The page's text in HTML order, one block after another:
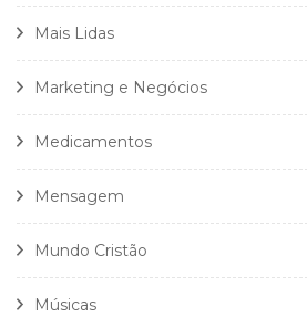
Mais Lidas
Marketing e Negócios
Medicamentos
Mensagem
Mundo Cristão
Músicas